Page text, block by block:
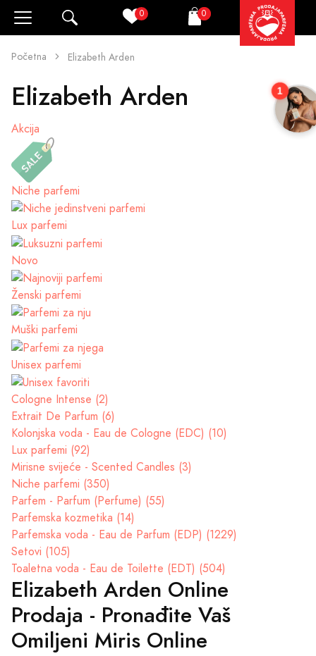
0 Korpa
0
Početna Elizabeth Arden
Elizabeth Arden
Akcija
Niche parfemi
Lux parfemi
Novo
Ženski parfemi
Muški parfemi
Unisex parfemi
Cologne Intense (2)
Extrait De Parfum (6)
Kolonjska voda - Eau de Cologne (EDC) (10)
Lux parfemi (92)
Mirisne svijeće - Scented Candles (3)
Niche parfemi (350)
Parfem - Parfum (Perfume) (55)
Parfemska kozmetika (14)
Parfemska voda - Eau de Parfum (EDP) (1229)
Setovi (105)
Toaletna voda - Eau de Toilette (EDT) (504)
Elizabeth Arden Online
Prodaja - Pronađite Vaš
Omiljeni Miris Online
1